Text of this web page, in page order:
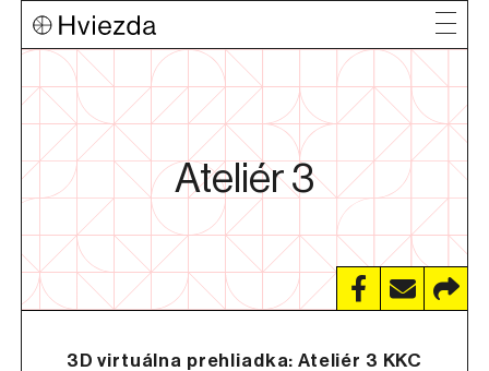
Ateliér 3
3D virtuálna prehliadka: Ateliér 3 KKC